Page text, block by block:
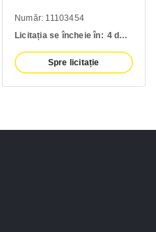
Număr: 11103454
Licitația se încheie în: 4 days
Spre licitație